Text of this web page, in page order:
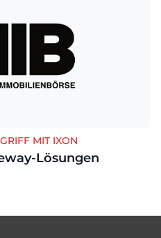
MIT IXON
Lösungen